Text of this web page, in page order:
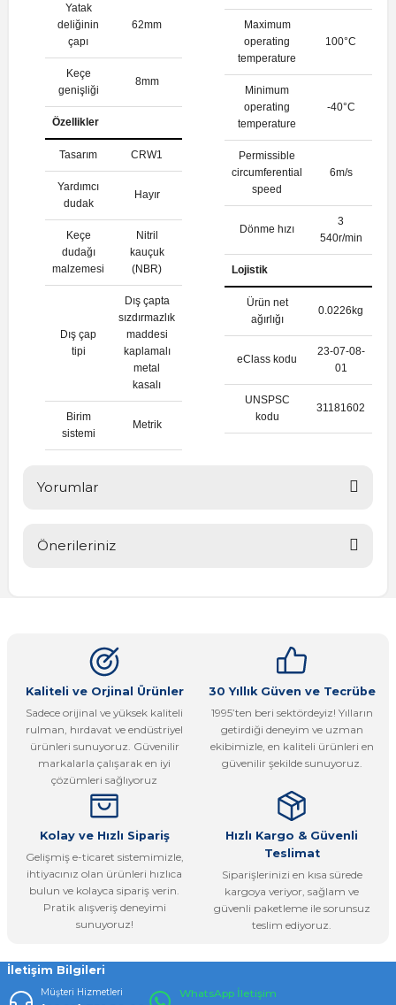
Yatak
deliğinin
çapı
62mm
Keçe
genişliği
8mm
Özellikler
Tasarım CRW1
Yardımcı
dudak
Hayır
Keçe
dudağı
malzemesi
Nitril
kauçuk
(NBR)
Dış çap
tipi
Dış çapta
sızdırmazlık
maddesi
kaplamalı
metal
kasalı
Birim
sistemi
Metrik
Maximum
operating
temperature
100°C
Minimum
operating
temperature
-40°C
Permissible
circumferential
speed
6m/s
Dönme hızı
3
540r/min
Lojistik
Ürün net
ağırlığı
0.0226kg
eClass kodu
23-07-08-
01
UNSPSC
kodu
31181602
Yorumlar
Önerileriniz
Görüş ve önerileriniz için teşekkür ederiz.
Ürün resmi kalitesiz, bozuk veya görüntülenemiyor.
Ürün açıklamasında eksik bilgiler bulunuyor.
Ürün bilgilerinde hatalar bulunuyor.
Ürün fiyatı diğer sitelerden daha pahalı.
Bu ürüne benzer farklı alternatifler olmalı.
Gönder
Kaliteli ve Orjinal Ürünler
Sadece orijinal ve yüksek kaliteli
rulman, hırdavat ve endüstriyel
ürünleri sunuyoruz. Güvenilir
markalarla çalışarak en iyi
çözümleri sağlıyoruz
30 Yıllık Güven ve Tecrübe
1995’ten beri sektördeyiz! Yılların
getirdiği deneyim ve uzman
ekibimizle, en kaliteli ürünleri en
güvenilir şekilde sunuyoruz.
Kolay ve Hızlı Sipariş
Gelişmiş e-ticaret sistemimizle,
ihtiyacınız olan ürünleri hızlıca
bulun ve kolayca sipariş verin.
Pratik alışveriş deneyimi
sunuyoruz!
Hızlı Kargo & Güvenli
Teslimat
Siparişlerinizi en kısa sürede
kargoya veriyor, sağlam ve
güvenli paketleme ile sorunsuz
teslim ediyoruz.
İletişim Bilgileri
Müşteri Hizmetleri
WhatsApp İletişim